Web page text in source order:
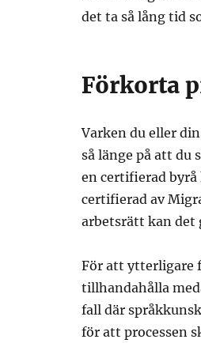
det ta så lång tid
Förkorta
Varken du eller
så länge på att du
en certifierad
certifierad av
arbetsrätt kan det
För att ytterligare
tillhandahålla
fall där
för att processen